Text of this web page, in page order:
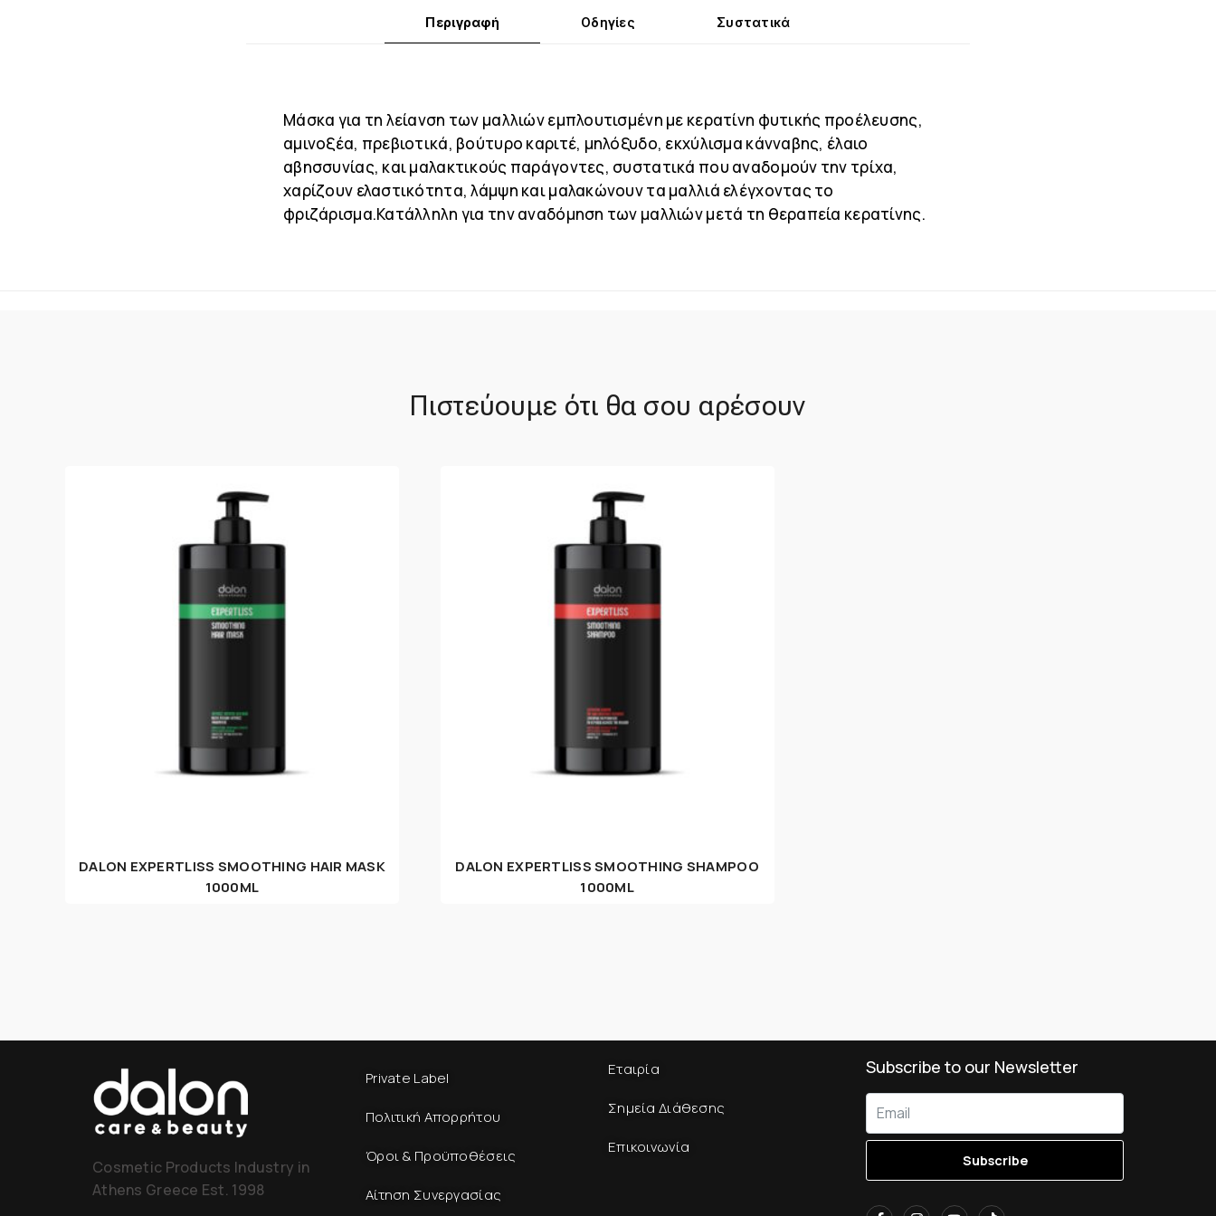
Περιγραφή Οδηγίες Συστατικά
Μάσκα για τη λείανση των μαλλιών εμπλουτισμένη με κερατίνη φυτικής προέλευσης,
αμινοξέα, πρεβιοτικά, βούτυρο καριτέ, μηλόξυδο, εκχύλισμα κάνναβης, έλαιο
αβησσυνίας, και μαλακτικούς παράγοντες, συστατικά που αναδομούν την τρίχα,
χαρίζουν ελαστικότητα, λάμψη και μαλακώνουν τα μαλλιά ελέγχοντας το
φριζάρισμα.Κατάλληλη για την αναδόμηση των μαλλιών μετά τη θεραπεία κερατίνης.
Πιστεύουμε ότι θα σου αρέσουν
DALON EXPERTLISS SMOOTHING HAIR MASK
1000ML
DALON EXPERTLISS SMOOTHING SHAMPOO
1000ML
Cosmetic Products Industry in
Athens Greece Est. 1998
Private Label
Πολιτική Απορρήτου
Όροι & Προϋποθέσεις
Αίτηση Συνεργασίας
Εταιρία
Σημεία Διάθεσης
Επικοινωνία
Subscribe to our Newsletter
Subscribe